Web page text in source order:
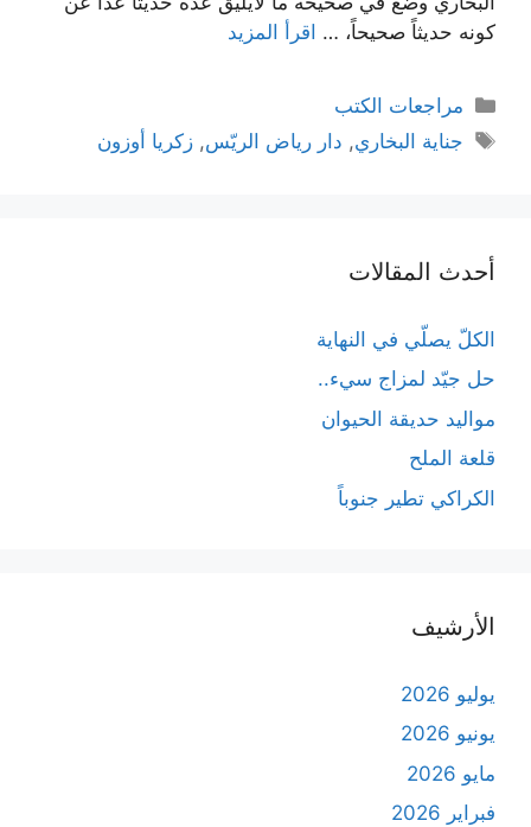
كونه حديثاً صحيحاً، … اقرأ المزيد
التصنيفات
مراجعات الكتب
الوسوم
جناية البخاري, دار رياض الريّس,زكريا أوزون
أحدث المقالات
الكلّ يصلّي في النهاية
حل جيّد لمزاج سيء..
مواليد حديقة الحيوان
قلعة الملح
الكراكي تطير جنوباً
الأرشيف
يوليو 2026
يونيو 2026
مايو 2026
فبراير 2026